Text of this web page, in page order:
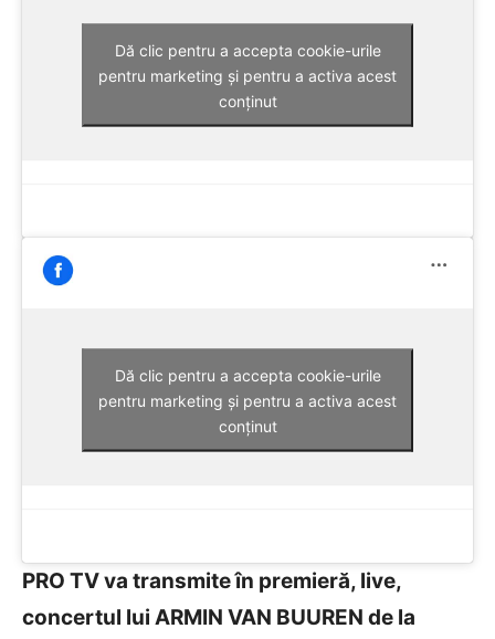
Dă clic pentru a accepta cookie-urile
pentru marketing și pentru a activa acest
conținut
Dă clic pentru a accepta cookie-urile
pentru marketing și pentru a activa acest
conținut
PRO TV va transmite în premieră, live,
concertul lui ARMIN VAN BUUREN de la